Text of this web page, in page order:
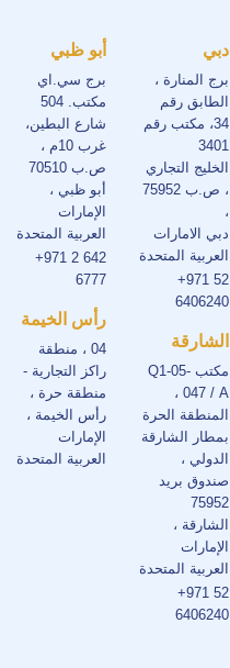
دبي
برج المنارة ،
الطابق رقم
34، مكتب رقم
3401
الخليج التجاري
، ص.ب 75952
،
دبي الامارات
العربية المتحدة
+971 52
6406240
الشارقة
مكتب Q1-05-
047 / A ،
المنطقة الحرة
بمطار الشارقة
الدولي ،
صندوق بريد
75952
الشارقة ،
الإمارات
العربية المتحدة
+971 52
6406240
أبو ظبي
برج سي.اي
مكتب. 504
شارع البطين،
غرب 10م ،
ص.ب 70510
أبو ظبي ،
الإمارات
العربية المتحدة
+971 2 642
6777
رأس الخيمة
04 ، منطقة
راكز التجارية -
منطقة حرة ،
رأس الخيمة ،
الإمارات
العربية المتحدة